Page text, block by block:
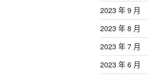
2023 年 9 月
2023 年 8 月
2023 年 7 月
2023 年 6 月